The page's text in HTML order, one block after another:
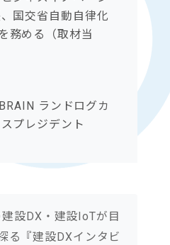
国交省自動自律化
務める（取材当
ランドログカ
プレジデント
設DX・建設IoTが目
る『建設DXインタビ